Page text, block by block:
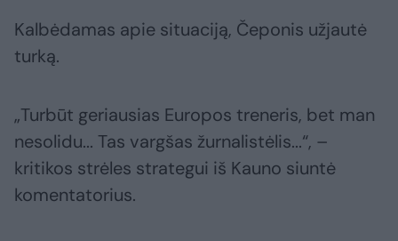
Kalbėdamas apie situaciją, Čeponis užjautė
turką.
„Turbūt geriausias Europos treneris, bet man
nesolidu... Tas vargšas žurnalistėlis...“, –
kritikos strėles strategui iš Kauno siuntė
komentatorius.